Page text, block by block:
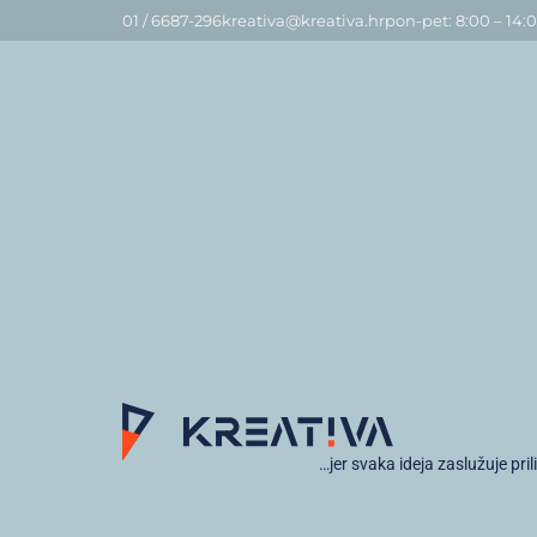
01 / 6687-296kreativa@kreativa.hrpon-pet: 8:00 –
…jer svaka ideja zaslužuje